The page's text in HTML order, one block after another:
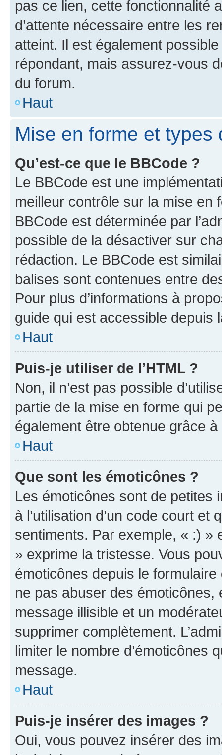
pas ce lien, cette fonctionnalité
d’attente nécessaire entre les
atteint. Il est également
répondant, mais assurez-vous
du forum.
Haut
Mise en forme et types
Qu’est-ce que le BBCode ?
Le BBCode est une
meilleur contrôle sur la mise en
BBCode est déterminée par
possible de la désactiver sur
rédaction. Le BBCode est
balises sont contenues entre
Pour plus d’informations à
guide qui est accessible depuis
Haut
Puis-je utiliser de l’HTML ?
Non, il n’est pas possible
partie de la mise en forme qui
également être obtenue grâce à
Haut
Que sont les émoticônes ?
Les émoticônes sont de petites
à l’utilisation d’un code court et
sentiments. Par exemple, « :) »
» exprime la tristesse. Vous
émoticônes depuis le
ne pas abuser des
message illisible et un
supprimer complètement.
limiter le nombre d’émoticônes
message.
Haut
Puis-je insérer des images ?
Oui, vous pouvez insérer des